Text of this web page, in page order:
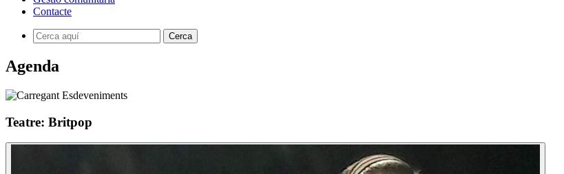
Contacte
Agenda
Teatre: Britpop